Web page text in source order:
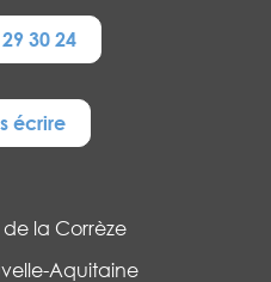
30 24
écrire
la Corrèze
Aquitaine